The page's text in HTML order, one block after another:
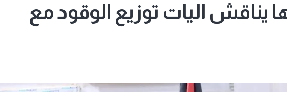
يناقش اليات توزيع الوقود مع